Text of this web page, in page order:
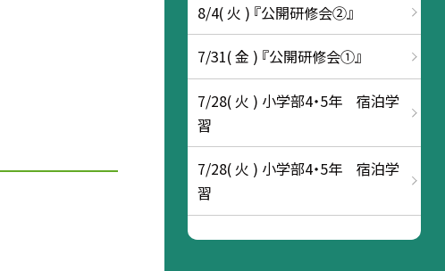
8/4( 火 ) 『公開研修会②』
7/31( 金 ) 『公開研修会①』
7/28( 火 ) 小学部4・5年 宿泊学
習
7/28( 火 ) 小学部4・5年 宿泊学
習